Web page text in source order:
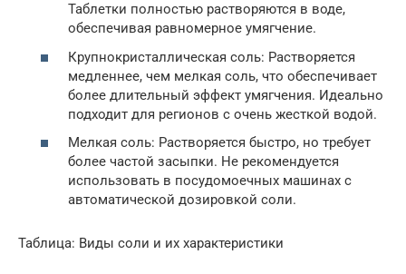
Таблетки полностью растворяются в воде,
обеспечивая равномерное умягчение.
Крупнокристаллическая соль: Растворяется
медленнее, чем мелкая соль, что обеспечивает
более длительный эффект умягчения. Идеально
подходит для регионов с очень жесткой водой.
Мелкая соль: Растворяется быстро, но требует
более частой засыпки. Не рекомендуется
использовать в посудомоечных машинах с
автоматической дозировкой соли.
Таблица: Виды соли и их характеристики